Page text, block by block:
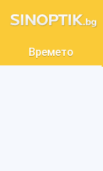
Времето